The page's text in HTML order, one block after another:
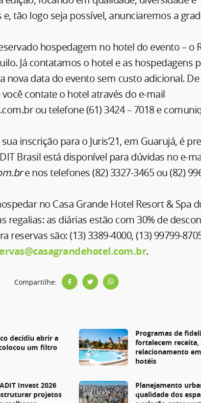
tão logo seja possível, anunciaremos a
hospedagem no hotel do evento – o
Já contatamos o hotel e as hospedagens
nova data do evento sem custo adicional.
contate o hotel através do e-mail
ou telefone (61) 3424 – 7018 e
inscrição para o Juris’21, em Guarujá, é
Brasil está disponível para dúvidas no e-
e nos telefones (82) 3327-3465 ou (82)
no Casa Grande Hotel Resort & Spa
regalias: as diárias estão com 30% de
reservas são: (13) 3389-4000, (13) 99799-
.
Compartilhe:
decidiu abrir a
um filtro
Programas de
fortalecem receita,
relacionamento
hotéis
Invest 2026
projetos
Planejamento
qualidade dos